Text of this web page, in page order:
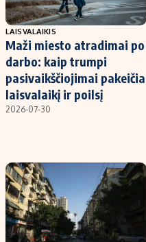
LAISVALAIKIS
Maži miesto atradimai po
darbo: kaip trumpi
pasivaikščiojimai pakeičia
laisvalaikį ir poilsį
2026-07-30